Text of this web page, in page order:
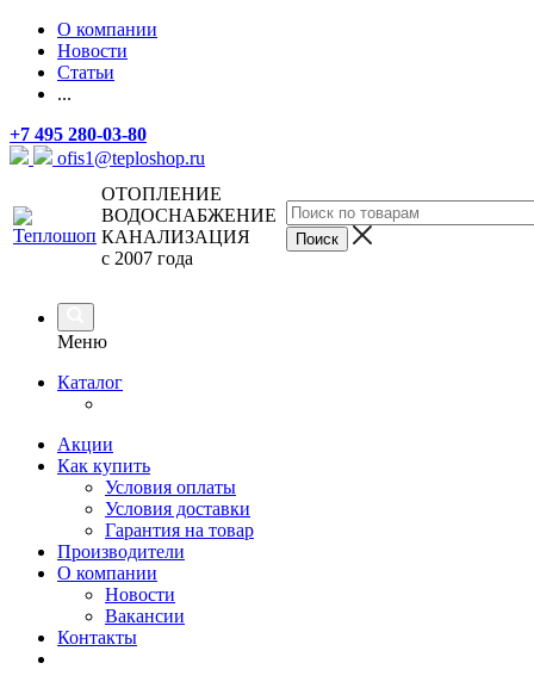
О компании
Новости
Статьи
...
+7 495 280-03-80
ofis1@teploshop.ru
ОТОПЛЕНИЕ
ВОДОСНАБЖЕНИЕ
КАНАЛИЗАЦИЯ
с 2007 года
Меню
Каталог
Акции
Как купить
Условия оплаты
Условия доставки
Гарантия на товар
Производители
О компании
Новости
Вакансии
Контакты